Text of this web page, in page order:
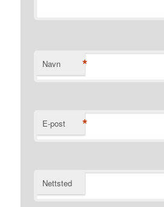
Navn *
E-post *
Nettsted